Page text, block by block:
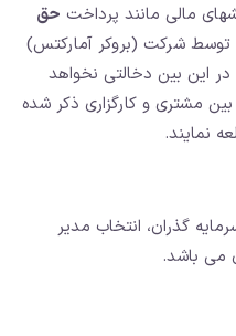
مالی مانند پرداخت حق
توسط شرکت (بروکر آمارکتس)
این بین دخالتی نخواهد
بین مشتری و کارگزاری ذکر شده
نمایند.
گذران، انتخاب مدیر
می باشد.